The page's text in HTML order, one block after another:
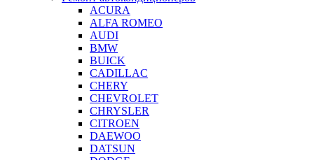
ACURA
ALFA ROMEO
AUDI
BMW
BUICK
CADILLAC
CHERY
CHEVROLET
CHRYSLER
CITROEN
DAEWOO
DATSUN